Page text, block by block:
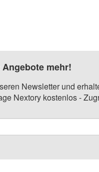
mehr!
Newsletter und
Nextory kostenlos -